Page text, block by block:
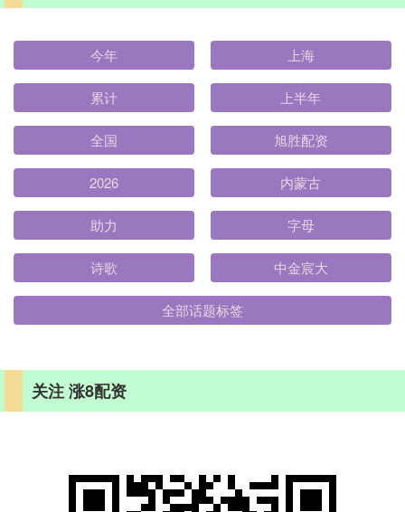
今年 上海
累计 上半年
全国 旭胜配资
2026 内蒙古
助力 字母
诗歌 中金宸大
全部话题标签
关注 涨8配资